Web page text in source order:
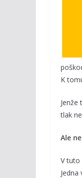
K
tlak
Ale
V tuto